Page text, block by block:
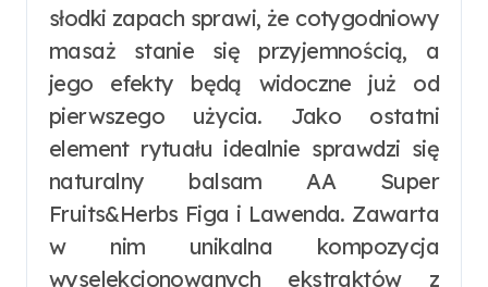
słodki zapach sprawi, że cotygodniowy
masaż stanie się przyjemnością, a
jego efekty będą widoczne już od
pierwszego użycia. Jako ostatni
element rytuału idealnie sprawdzi się
naturalny balsam AA Super
Fruits&Herbs Figa i Lawenda. Zawarta
w nim unikalna kompozycja
wyselekcjonowanych ekstraktów z